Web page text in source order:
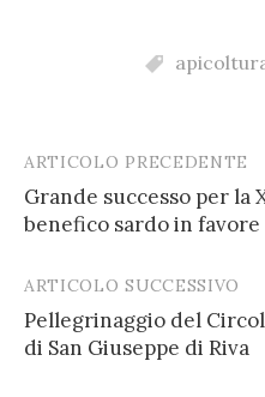
Post
navigation
ARTICOLO PRECEDENTE
Grande successo per la
benefico sardo in favore
ARTICOLO SUCCESSIVO
Pellegrinaggio del
di San Giuseppe di Riva